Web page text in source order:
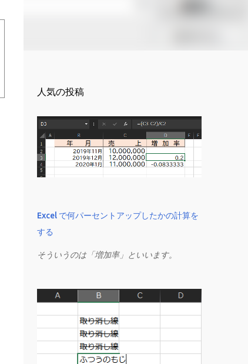
人気の投稿
Excel で何パーセントアップしたかの計算を
する
そういうのは「増加率」といいます。